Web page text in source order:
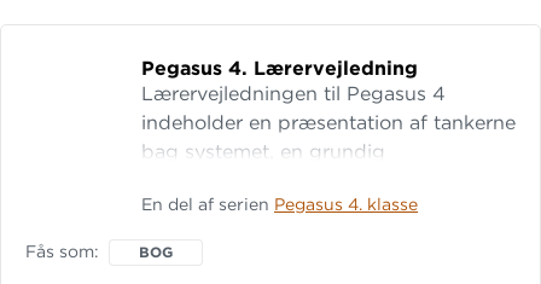
Pegasus 4. Lærervejledning
Lærervejledningen til Pegasus 4
indeholder en præsentation af tankerne
bag systemet, en grundig
kapitler, samt side-for-side-vejledning
En del af serien Pegasus 4. klasse
Fås som BOG